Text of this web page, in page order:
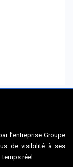
l’entreprise Groupe
de visibilité à ses
réel.